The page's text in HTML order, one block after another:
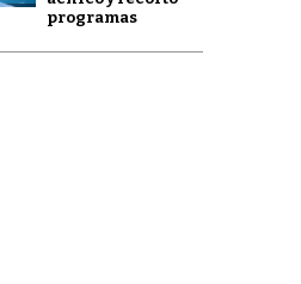
programas